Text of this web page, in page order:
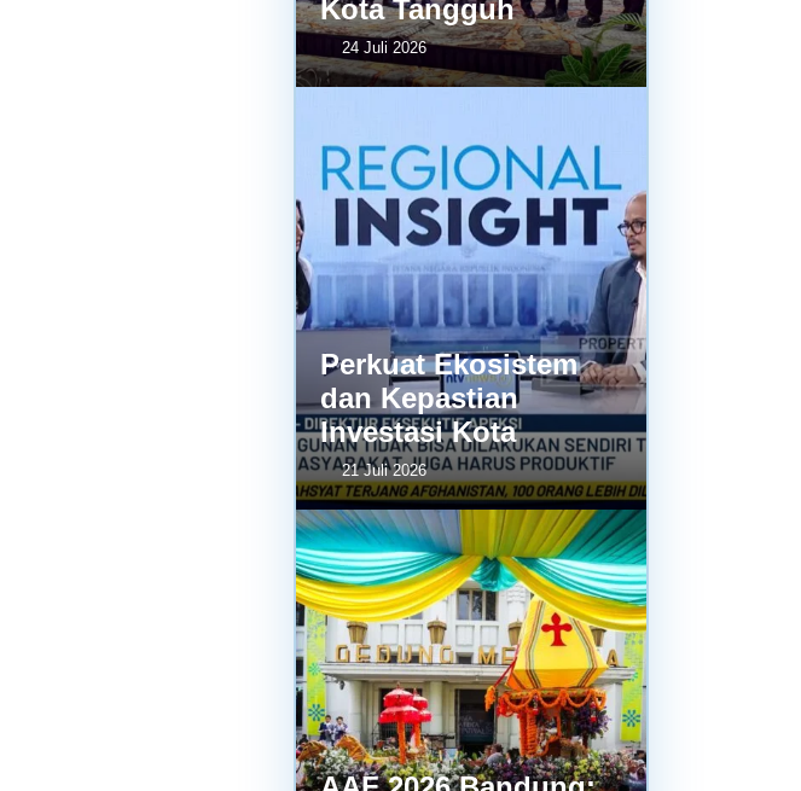
Kota Tangguh
24 Juli 2026
Perkuat Ekosistem
dan Kepastian
Investasi Kota
21 Juli 2026